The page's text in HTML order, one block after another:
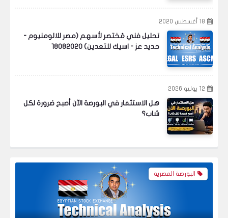
18 أغسطس 2020
تحليل فني مُختصر لأسهم (مصر للالومنيوم -
حديد عز - اسيك للتعدين) 18082020
12 يوليو 2026
هل الاستثمار في البورصة الآن أصبح ضرورة لكل
شاب؟
البورصة المصرية
تحليل فني مُختصر لأسهم (أجواء - بالم هيلز)
17082020